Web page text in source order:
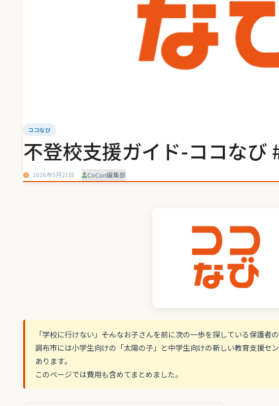
ココなび
不登校支援ガイド-ココなび
2026年5月21日 CoCon編集部
「学校に行けない」――そんなお子さんを前に次の一歩を探している保護者の
調布市には小学生向けの「太陽の子」と中学生向けの新しい教育支援セ
あります。
このページでは費用も含めてまとめました。